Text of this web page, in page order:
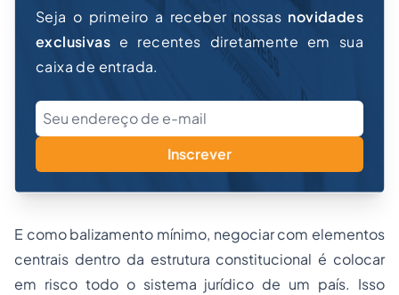
Seja o primeiro a receber nossas novidades
exclusivas e recentes diretamente em sua
caixa de entrada.
Inscrever
E como balizamento mínimo, negociar com elementos
centrais dentro da estrutura constitucional é colocar
em risco todo o sistema jurídico de um país. Isso